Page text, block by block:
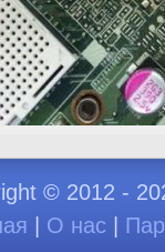
© 2012 -
О нас